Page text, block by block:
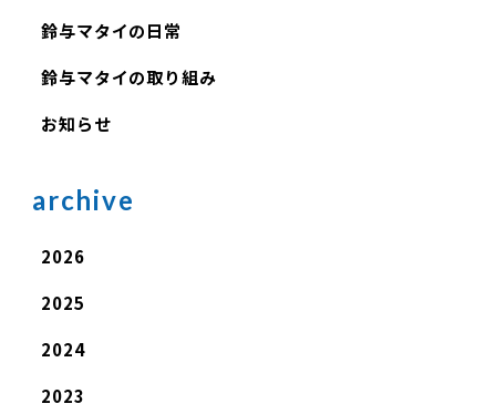
鈴与マタイの日常
鈴与マタイの取り組み
お知らせ
archive
2026
2025
2024
2023